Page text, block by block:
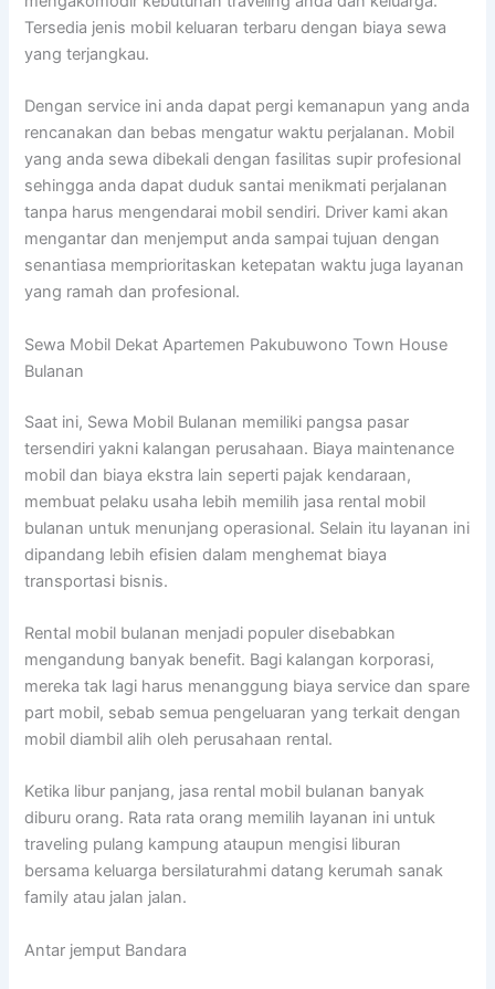
Tersedia jenis mobil keluaran terbaru dengan biaya sewa
yang terjangkau.
Dengan service ini anda dapat pergi kemanapun yang anda
rencanakan dan bebas mengatur waktu perjalanan. Mobil
yang anda sewa dibekali dengan fasilitas supir profesional
sehingga anda dapat duduk santai menikmati perjalanan
tanpa harus mengendarai mobil sendiri. Driver kami akan
mengantar dan menjemput anda sampai tujuan dengan
senantiasa memprioritaskan ketepatan waktu juga layanan
yang ramah dan profesional.
Sewa Mobil Dekat Apartemen Pakubuwono Town House
Bulanan
Saat ini, Sewa Mobil Bulanan memiliki pangsa pasar
tersendiri yakni kalangan perusahaan. Biaya maintenance
mobil dan biaya ekstra lain seperti pajak kendaraan,
membuat pelaku usaha lebih memilih jasa rental mobil
bulanan untuk menunjang operasional. Selain itu layanan ini
dipandang lebih efisien dalam menghemat biaya
transportasi bisnis.
Rental mobil bulanan menjadi populer disebabkan
mengandung banyak benefit. Bagi kalangan korporasi,
mereka tak lagi harus menanggung biaya service dan spare
part mobil, sebab semua pengeluaran yang terkait dengan
mobil diambil alih oleh perusahaan rental.
Ketika libur panjang, jasa rental mobil bulanan banyak
diburu orang. Rata rata orang memilih layanan ini untuk
traveling pulang kampung ataupun mengisi liburan
bersama keluarga bersilaturahmi datang kerumah sanak
family atau jalan jalan.
Antar jemput Bandara